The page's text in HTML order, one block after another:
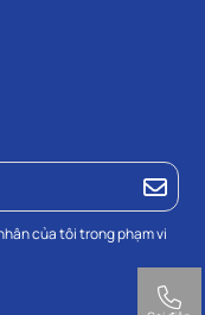
của tôi trong phạm vi